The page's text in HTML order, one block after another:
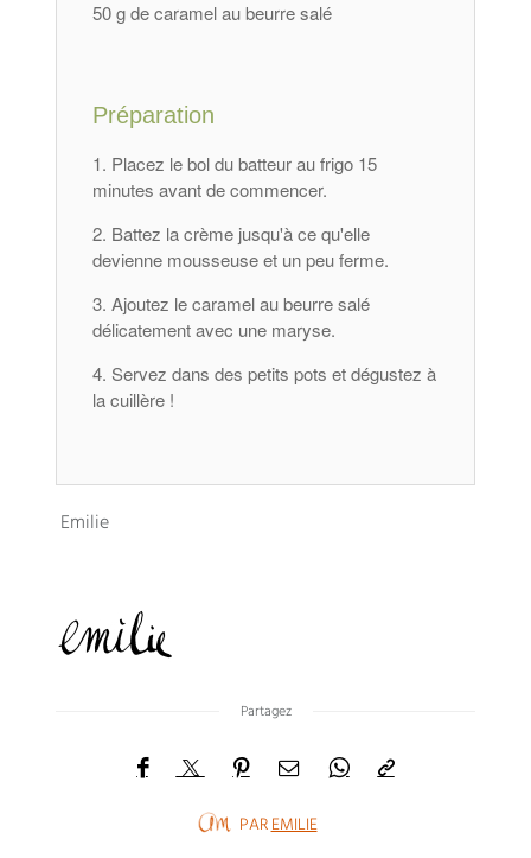
50 g de caramel au beurre salé
Préparation
Placez le bol du batteur au frigo 15
minutes avant de commencer.
Battez la crème jusqu'à ce qu'elle
devienne mousseuse et un peu ferme.
Ajoutez le caramel au beurre salé
délicatement avec une maryse.
Servez dans des petits pots et dégustez à
la cuillère !
Emilie
Partagez
PAREMILIE